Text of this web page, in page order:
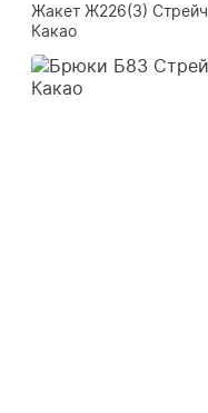
Жакет Ж226(3) Стрейч
Какао